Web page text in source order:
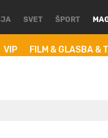
SVET ŠPORT
VIP FILM & GLASBA &